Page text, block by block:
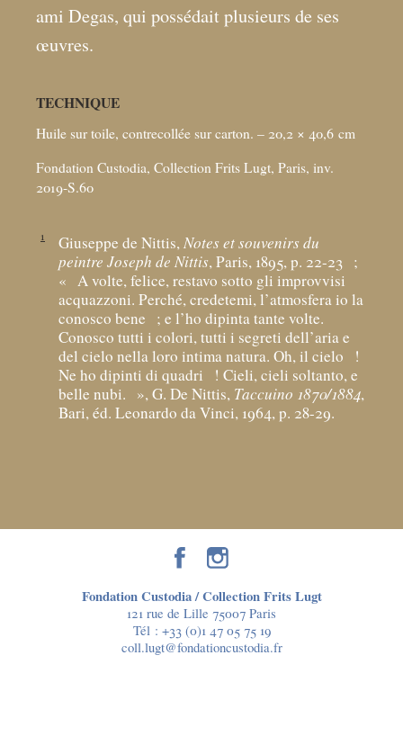
ami Degas, qui possédait plusieurs de ses
œuvres.
TECHNIQUE
Huile sur toile, contrecollée sur carton. – 20,2 × 40,6 cm
Fondation Custodia, Collection Frits Lugt, Paris, inv.
2019-S.60
1 Giuseppe de Nittis,Notes et souvenirs du
peintre Joseph de Nittis, Paris, 1895, p. 22-23 ;
« A volte, felice, restavo sotto gli improvvisi
acquazzoni. Perché, credetemi, l’atmosfera io la
conosco bene
; e l’ho dipinta tante volte.
Conosco tutti i colori, tutti i segreti dell’aria e
del cielo nella loro intima natura. Oh, il cielo
!
Ne ho dipinti di quadri
! Cieli, cieli soltanto, e
belle nubi.
», G. De Nittis, Taccuino 1870/1884,
Bari, éd. Leonardo da Vinci, 1964, p. 28-29.
Fondation Custodia / Collection Frits Lugt
121 rue de Lille 75007 Paris
Tél : +33 (0)1 47 05 75 19
coll.lugt@fondationcustodia.fr